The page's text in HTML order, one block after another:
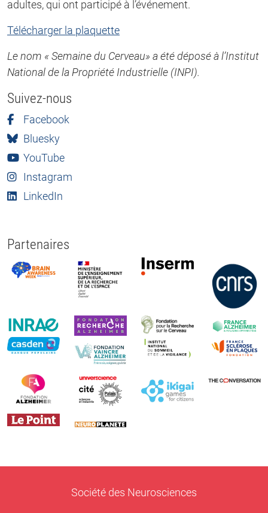
adultes, qui ont participé à l’événement.
Télécharger la plaquette
Le nom « Semaine du Cerveau» a été déposé à l’Institut
National de la Propriété Industrielle (INPI).
Suivez-nous
Facebook
Bluesky
YouTube
Instagram
LinkedIn
Partenaires
Société des Neurosciences